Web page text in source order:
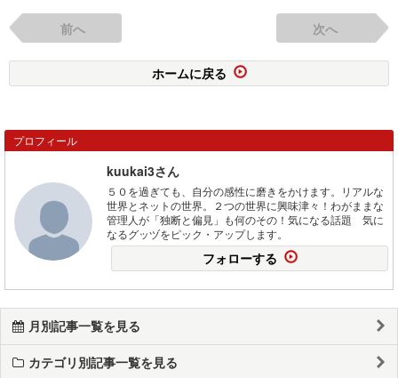
前へ 次へ
ホームに戻る
プロフィール
kuukai3さん
５０を過ぎても、自分の感性に磨きをかけます。リアルな
世界とネットの世界。２つの世界に興味津々！わがままな
管理人が「独断と偏見」も何のその！気になる話題 気に
なるグッヅをピック・アップします。
フォローする
月別記事一覧を見る
カテゴリ別記事一覧を見る